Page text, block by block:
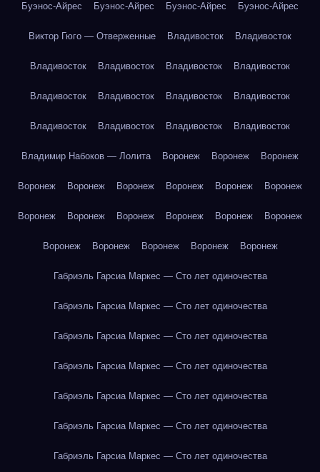
Буэнос-Айрес Буэнос-Айрес Буэнос-Айрес Буэнос-Айрес
Виктор Гюго — Отверженные Владивосток Владивосток
Владивосток Владивосток Владивосток Владивосток
Владивосток Владивосток Владивосток Владивосток
Владивосток Владивосток Владивосток Владивосток
Владимир Набоков — Лолита Воронеж Воронеж Воронеж
Воронеж Воронеж Воронеж Воронеж Воронеж Воронеж
Воронеж Воронеж Воронеж Воронеж Воронеж Воронеж
Воронеж Воронеж Воронеж Воронеж Воронеж
Габриэль Гарсиа Маркес — Сто лет одиночества
Габриэль Гарсиа Маркес — Сто лет одиночества
Габриэль Гарсиа Маркес — Сто лет одиночества
Габриэль Гарсиа Маркес — Сто лет одиночества
Габриэль Гарсиа Маркес — Сто лет одиночества
Габриэль Гарсиа Маркес — Сто лет одиночества
Габриэль Гарсиа Маркес — Сто лет одиночества